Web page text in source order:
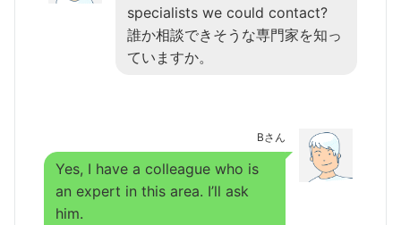
specialists we could contact?
誰か相談できそうな専門家を知っ
ていますか。
Bさん
Yes, I have a colleague who is
an expert in this area. I’ll ask
him.